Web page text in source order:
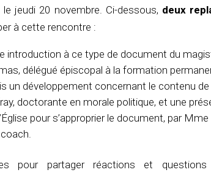
jeudi 20 novembre. Ci-dessous, deux
à cette rencontre :
introduction à ce type de document du
délégué épiscopal à la formation
un développement concernant le contenu de
doctorante en morale politique, et une
pour s’approprier le document, par
pour partager réactions et